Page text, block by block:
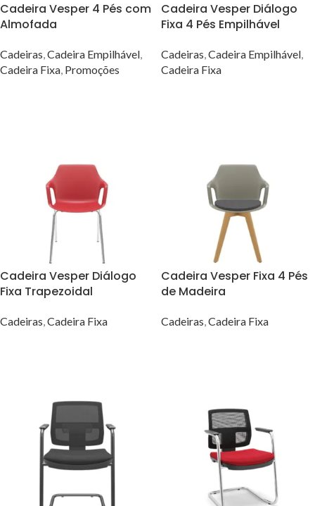
Cadeira Vesper 4 Pés com
Almofada
Cadeiras,Cadeira Empilhável,
Cadeira Fixa, Promoções
Cadeira Vesper Diálogo
Fixa 4 Pés Empilhável
Cadeiras,Cadeira Empilhável,
Cadeira Fixa
Cadeira Vesper Diálogo
Fixa Trapezoidal
Cadeiras,Cadeira Fixa
Cadeira Vesper Fixa 4 Pés
de Madeira
Cadeiras,Cadeira Fixa